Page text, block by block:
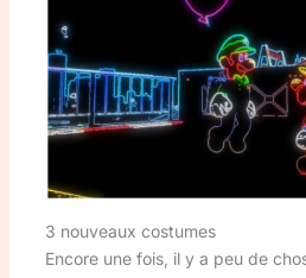
3 nouveaux costumes
Encore une fois, il y a peu de